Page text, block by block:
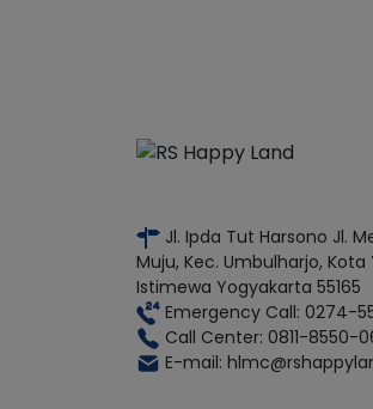
Jl. Ipda Tut Harsono Jl.
Muju, Kec. Umbulharjo,
Istimewa Yogyakarta 55165
Emergency Call: 0274-
Call Center: 0811-8550-
E-mail: